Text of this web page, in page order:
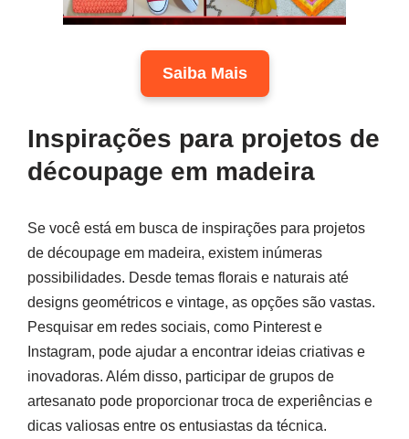
Saiba Mais
Inspirações para projetos de
découpage em madeira
Se você está em busca de inspirações para projetos
de découpage em madeira, existem inúmeras
possibilidades. Desde temas florais e naturais até
designs geométricos e vintage, as opções são vastas.
Pesquisar em redes sociais, como Pinterest e
Instagram, pode ajudar a encontrar ideias criativas e
inovadoras. Além disso, participar de grupos de
artesanato pode proporcionar troca de experiências e
dicas valiosas entre os entusiastas da técnica.